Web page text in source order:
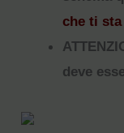
che ti sta
deve